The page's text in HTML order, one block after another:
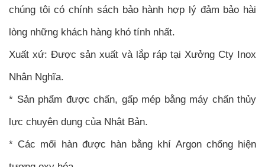
chúng tôi có chính sách bảo hành hợp lý đảm bảo hài
lòng những khách hàng khó tính nhất.
Xuất xứ: Được sản xuất và lắp ráp tại Xưởng Cty Inox
Nhân Nghĩa.
* Sản phẩm được chấn, gấp mép bằng máy chấn thủy
lực chuyên dụng của Nhật Bản.
* Các mối hàn được hàn bằng khí Argon chống hiện